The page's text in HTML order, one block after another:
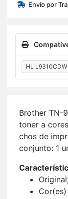
Envio por
HL L9310CDW
Brother TN-
toner a
chos de
con­junto: 1